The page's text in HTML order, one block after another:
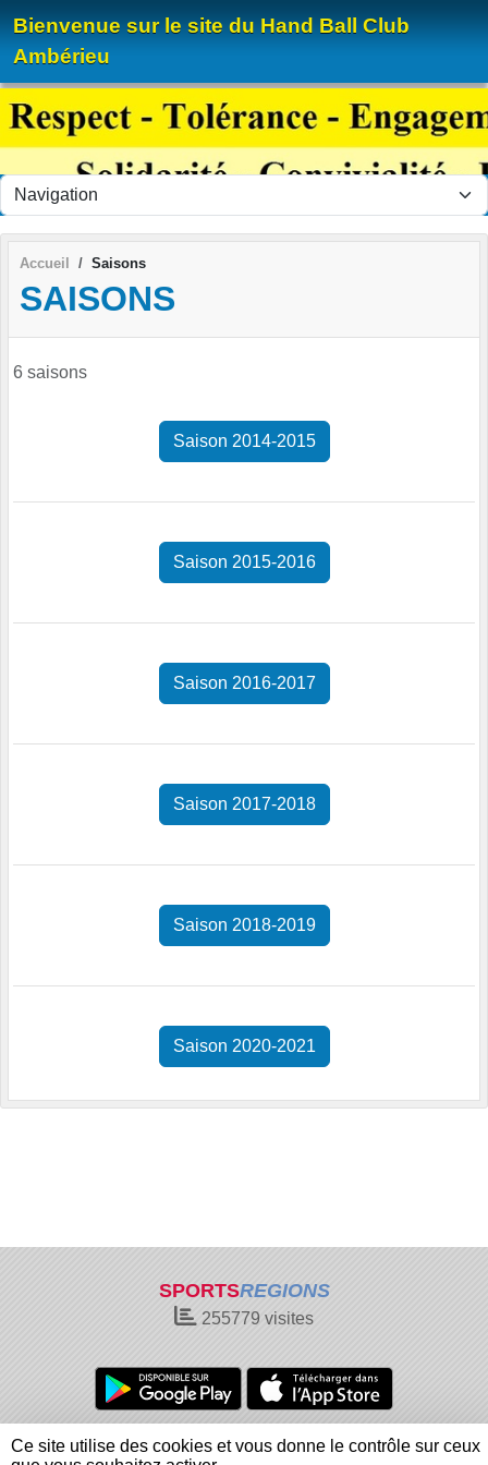
Bienvenue sur le site du Hand Ball Club
Ambérieu
Accueil Saisons
SAISONS
6 saisons
Saison 2014-2015
Saison 2015-2016
Saison 2016-2017
Saison 2017-2018
Saison 2018-2019
Saison 2020-2021
SPORTSREGIONS
255779 visites
Charte cookies
Gestion des cookies
Ce site utilise des cookies et vous donne le contrôle sur ceux